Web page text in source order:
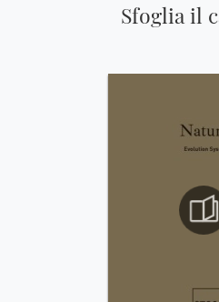
Sfoglia il